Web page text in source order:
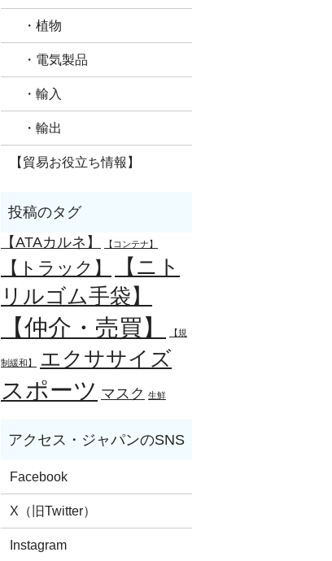
・植物
・電気製品
・輸入
・輸出
【貿易お役立ち情報】
【ATAカルネ】 【コンテナ】
【トラック】
【ニト
リルゴム手袋】
【仲介・売買】 【規
制緩和】 エクササイズ
スポーツ マスク 生鮮
Facebook
X（旧Twitter）
Instagram